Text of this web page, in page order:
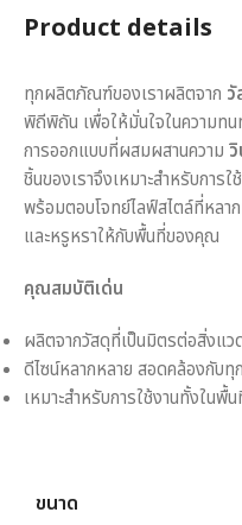
Product details
ทุกผลิตภัณฑ์ของเราผลิตจาก
พิถีพิถัน เพื่อให้มั่นใจในความทน
การออกแบบที่ผสมผสานความ
ชิ้นของเราจึงเหมาะสำหรับกา
พร้อมตอบโจทย์ไลฟ์สไตล์ที่หลา
และหรูหราให้กับพื้นที่ของคุณ
คุณสมบัติเด่น
ผลิตจากวัสดุที่เป็นมิตรต่อสิ่งแว
ดีไซน์หลากหลาย สอดคล้องกับทุ
เหมาะสำหรับการใช้งานทั้งใน
ขนาด